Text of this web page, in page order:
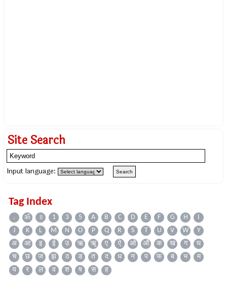
Site Search
Input language:
Tag Index
. ॐ ॥ 1 3 5 A B C D E F G H
I
J
K L M N O P Q R S T U V W
Y
अ
आ इ ई उ ऋ ॠ ए ऐ ओ औ क ख ग
घ
च
छ ज झ ठ ड त द ध न प फ ब भ
म
य
र ल व श ष स ह